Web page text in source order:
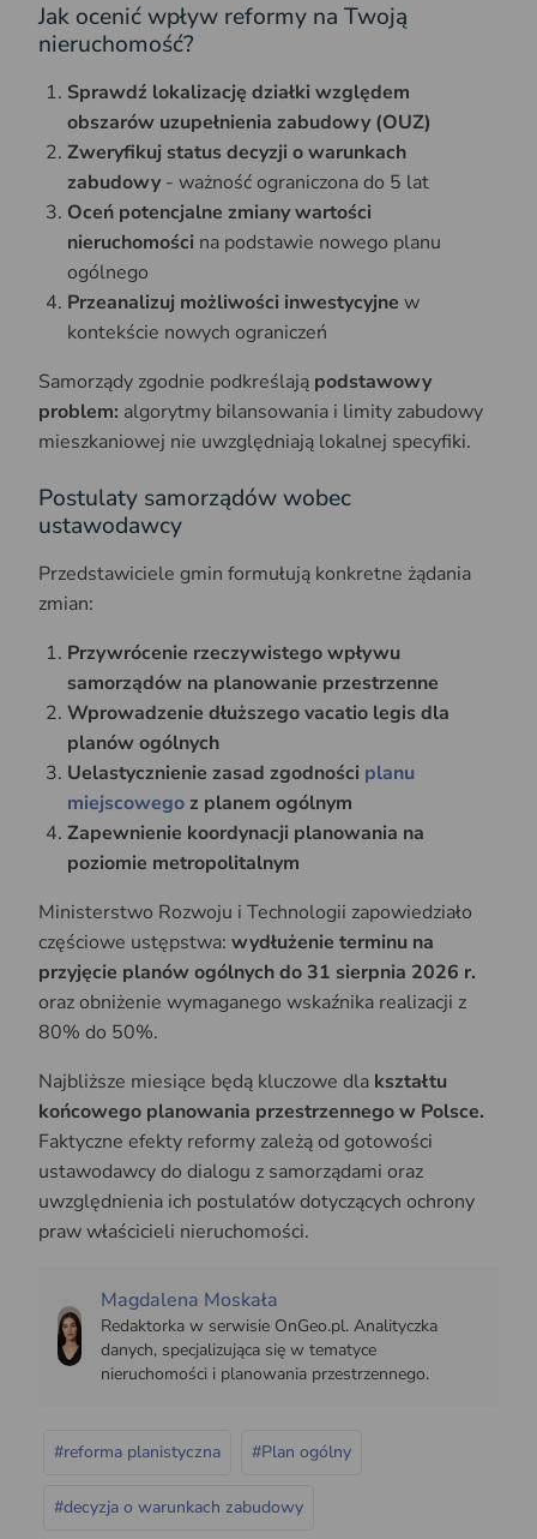
Jak ocenić wpływ reformy na Twoją
nieruchomość?
Sprawdź lokalizację działki względem
obszarów uzupełnienia zabudowy (OUZ)
Zweryfikuj status decyzji o warunkach
zabudowy- ważność ograniczona do 5 lat
Oceń potencjalne zmiany wartości
nieruchomości na podstawie nowego planu
ogólnego
Przeanalizuj możliwości inwestycyjne w
kontekście nowych ograniczeń
Samorządy zgodnie podkreślają podstawowy
problem: algorytmy bilansowania i limity zabudowy
mieszkaniowej nie uwzględniają lokalnej specyfiki.
Postulaty samorządów wobec
ustawodawcy
Przedstawiciele gmin formułują konkretne żądania
zmian:
Przywrócenie rzeczywistego wpływu
samorządów na planowanie przestrzenne
Wprowadzenie dłuższego vacatio legis dla
planów ogólnych
Uelastycznienie zasad zgodności planu
miejscowegoz planem ogólnym
Zapewnienie koordynacji planowania na
poziomie metropolitalnym
Ministerstwo Rozwoju i Technologii zapowiedziało
częściowe ustępstwa: wydłużenie terminu na
przyjęcie planów ogólnych do 31 sierpnia 2026 r.
oraz obniżenie wymaganego wskaźnika realizacji z
80% do 50%.
Najbliższe miesiące będą kluczowe dla kształtu
końcowego planowania przestrzennego w Polsce.
Faktyczne efekty reformy zależą od gotowości
ustawodawcy do dialogu z samorządami oraz
uwzględnienia ich postulatów dotyczących ochrony
praw właścicieli nieruchomości.
Magdalena Moskała
Redaktorka w serwisie OnGeo.pl. Analityczka
danych, specjalizująca się w tematyce
nieruchomości i planowania przestrzennego.
#reforma planistyczna #Plan ogólny
#decyzja o warunkach zabudowy